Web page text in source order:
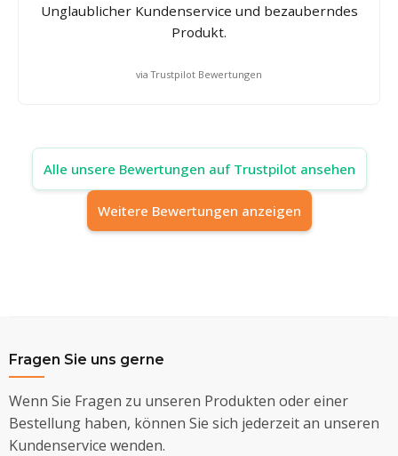
Unglaublicher Kundenservice und bezauberndes
Produkt.
via Trustpilot Bewertungen
Alle unsere Bewertungen auf Trustpilot ansehen
Weitere Bewertungen anzeigen
Fragen Sie uns gerne
Wenn Sie Fragen zu unseren Produkten oder einer
Bestellung haben, können Sie sich jederzeit an unseren
Kundenservice wenden.